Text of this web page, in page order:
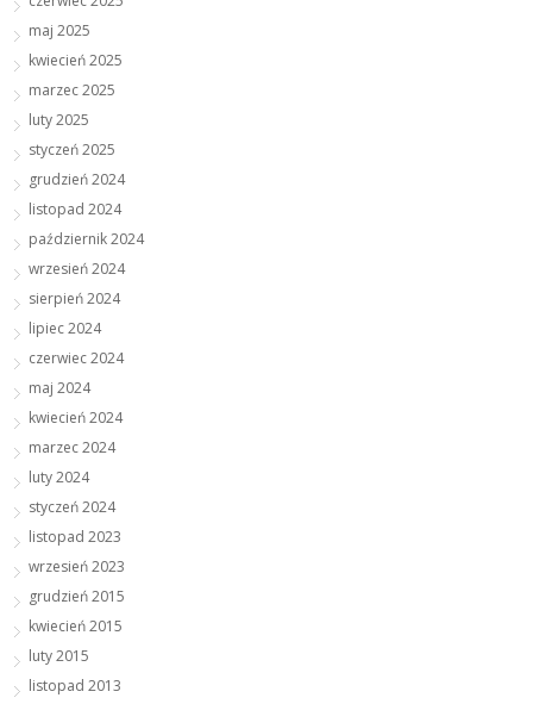
maj 2025
kwiecień 2025
marzec 2025
luty 2025
styczeń 2025
grudzień 2024
listopad 2024
październik 2024
wrzesień 2024
sierpień 2024
lipiec 2024
czerwiec 2024
maj 2024
kwiecień 2024
marzec 2024
luty 2024
styczeń 2024
listopad 2023
wrzesień 2023
grudzień 2015
kwiecień 2015
luty 2015
listopad 2013